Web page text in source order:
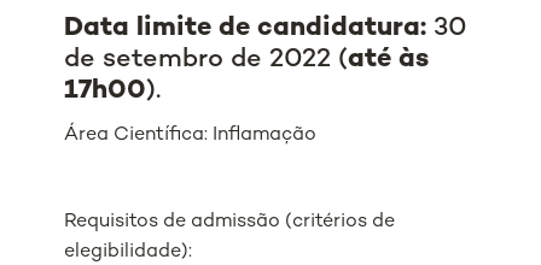
Data limite de candidatura: 30
de setembro de 2022 (até às
17h00).
Área Científica: Inflamação
Requisitos de admissão (critérios de
elegibilidade):